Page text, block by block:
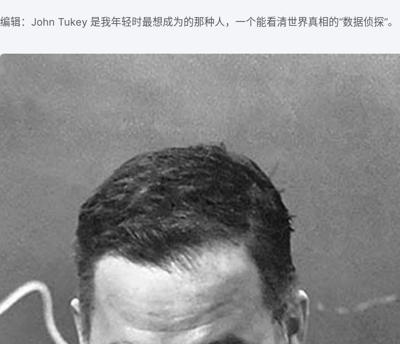
编辑：John Tukey 是我年轻时最想成为的那种人，一个能看清世界真相的“数据侦探”。